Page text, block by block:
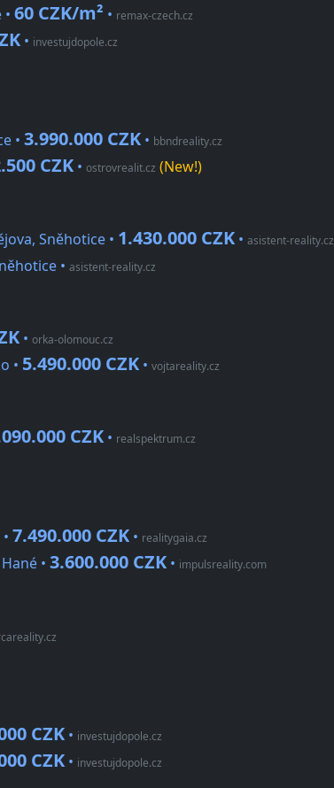
60 CZK/m² • remax-czech.cz
• investujdopole.cz
• 3.990.000 CZK • bbndreality.cz
CZK • ostrovrealit.cz (New!)
Sněhotice • 1.430.000 CZK • asistent-reality.cz
• asistent-reality.cz
• orka-olomouc.cz
• 5.490.000 CZK • vojtareality.cz
CZK • realspektrum.cz
7.490.000 CZK • realitygaia.cz
• 3.600.000 CZK • impulsreality.com
CZK • investujdopole.cz
CZK • investujdopole.cz